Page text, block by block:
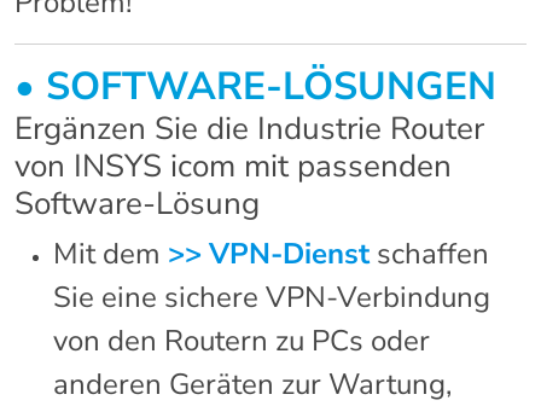
• SOFTWARE-LÖSUNGEN
Ergänzen Sie die Industrie Router
von INSYS icom mit passenden
Software-Lösung
Mit dem >> VPN-Dienstschaffen
Sie eine sichere VPN-Verbindung
von den Routern zu PCs oder
anderen Geräten zur Wartung,